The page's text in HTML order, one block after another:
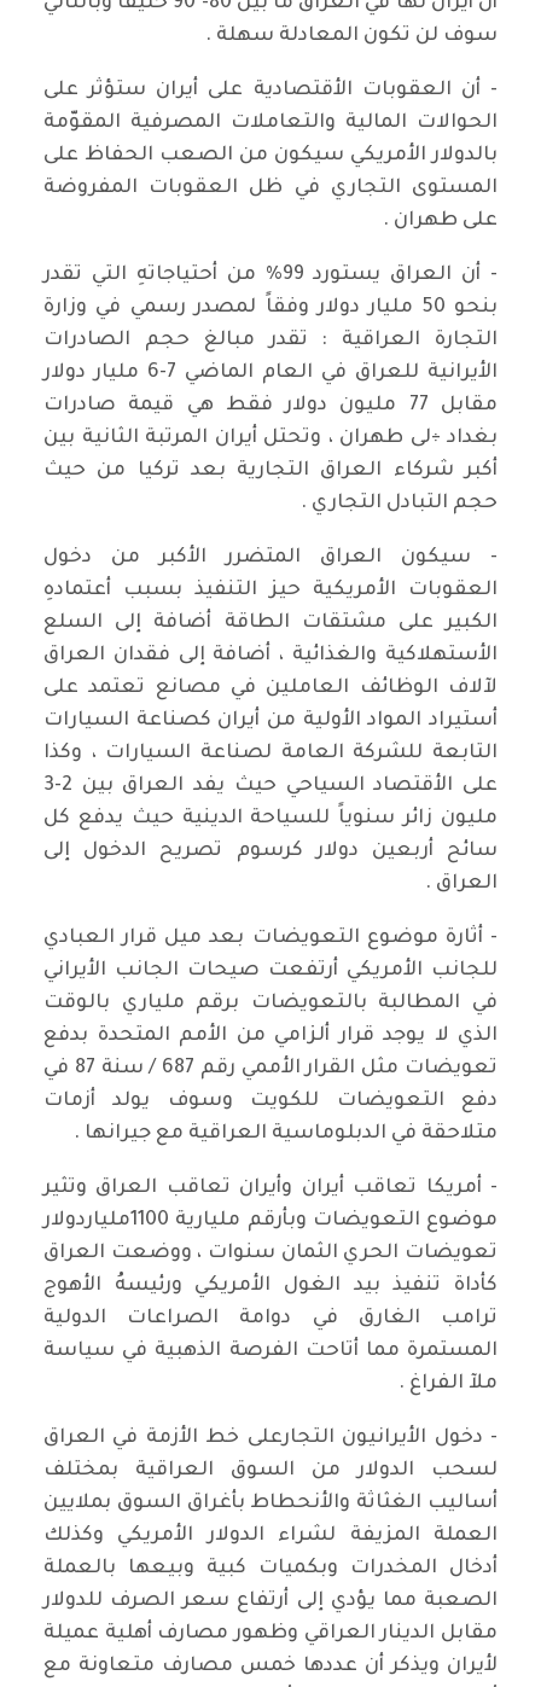
سوف لن تكون المعادلة سهلة .
- أن العقوبات الأقتصادية على أيران ستؤثر على
الحوالات المالية والتعاملات المصرفية المقوّمة
بالدولار الأمريكي سيكون من الصعب الحفاظ على
المستوى التجاري في ظل العقوبات المفروضة
على طهران .
- أن العراق يستورد 99% من أحتياجاتهِ التي تقدر
بنحو 50 مليار دولار وفقاً لمصدر رسمي في وزارة
التجارة العراقية : تقدر مبالغ حجم الصادرات
الأيرانية للعراق في العام الماضي 7-6 مليار دولار
مقابل 77 مليون دولار فقط هي قيمة صادرات
بغداد ÷لى طهران ، وتحتل أيران المرتبة الثانية بين
أكبر شركاء العراق التجارية بعد تركيا من حيث
حجم التبادل التجاري .
- سيكون العراق المتضرر الأكبر من دخول
العقوبات الأمريكية حيز التنفيذ بسبب أعتمادهِ
الكبير على مشتقات الطاقة أضافة إلى السلع
الأستهلاكية والغذائية ، أضافة إلى فقدان العراق
لآلاف الوظائف العاملين في مصانع تعتمد على
أستيراد المواد الأولية من أيران كصناعة السيارات
التابعة للشركة العامة لصناعة السيارات ، وكذا
على الأقتصاد السياحي حيث يفد العراق بين 2-3
مليون زائر سنوياً للسياحة الدينية حيث يدفع كل
سائح أربعين دولار كرسوم تصريح الدخول إلى
العراق .
- أثارة موضوع التعويضات بعد ميل قرار العبادي
للجانب الأمريكي أرتفعت صيحات الجانب الأيراني
في المطالبة بالتعويضات برقم ملياري بالوقت
الذي لا يوجد قرار ألزامي من الأمم المتحدة بدفع
تعويضات مثل القرار الأممي رقم 687 / سنة 87 في
دفع التعويضات للكويت وسوف يولد أزمات
متلاحقة في الدبلوماسية العراقية مع جيرانها .
- أمريكا تعاقب أيران وأيران تعاقب العراق وتثير
موضوع التعويضات وبأرقم مليارية 1100ملياردولار
تعويضات الحري الثمان سنوات ، ووضعت العراق
كأداة تنفيذ بيد الغول الأمريكي ورئيسهُ الأهوج
ترامب الغارق في دوامة الصراعات الدولية
المستمرة مما أتاحت الفرصة الذهبية في سياسة
ملآ الفراغ .
- دخول الأيرانيون التجارعلى خط الأزمة في العراق
لسحب الدولار من السوق العراقية بمختلف
أساليب الغثاثة والأنحطاط بأغراق السوق بملايين
العملة المزيفة لشراء الدولار الأمريكي وكذلك
أدخال المخدرات وبكميات كبية وبيعها بالعملة
الصعبة مما يؤدي إلى أرتفاع سعر الصرف للدولار
مقابل الدينار العراقي وظهور مصارف أهلية عميلة
لأيران ويذكر أن عددها خمس مصارف متعاونة مع